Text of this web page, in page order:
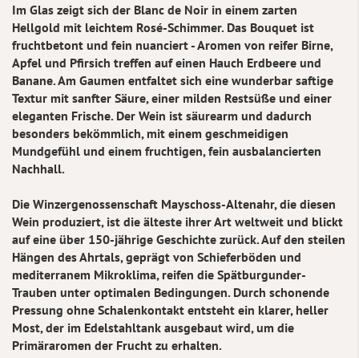
Im Glas zeigt sich der Blanc de Noir in einem zarten
Hellgold mit leichtem Rosé-Schimmer. Das Bouquet ist
fruchtbetont und fein nuanciert - Aromen von reifer Birne,
Apfel und Pfirsich treffen auf einen Hauch Erdbeere und
Banane. Am Gaumen entfaltet sich eine wunderbar saftige
Textur mit sanfter Säure, einer milden Restsüße und einer
eleganten Frische. Der Wein ist säurearm und dadurch
besonders bekömmlich, mit einem geschmeidigen
Mundgefühl und einem fruchtigen, fein ausbalancierten
Nachhall.
Die Winzergenossenschaft Mayschoss-Altenahr, die diesen
Wein produziert, ist die älteste ihrer Art weltweit und blickt
auf eine über 150-jährige Geschichte zurück. Auf den steilen
Hängen des Ahrtals, geprägt von Schieferböden und
mediterranem Mikroklima, reifen die Spätburgunder-
Trauben unter optimalen Bedingungen. Durch schonende
Pressung ohne Schalenkontakt entsteht ein klarer, heller
Most, der im Edelstahltank ausgebaut wird, um die
Primäraromen der Frucht zu erhalten.